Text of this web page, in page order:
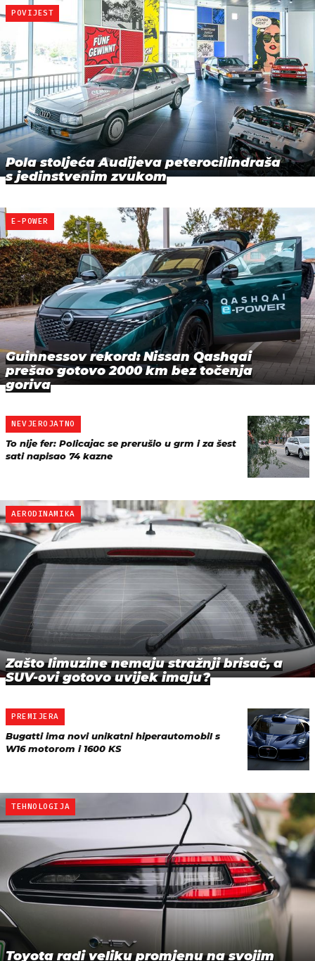
POVIJEST
Pola stoljeća Audijeva peterocilindraša
s jedinstvenim zvukom
E-POWER
Guinnessov rekord: Nissan Qashqai
prešao gotovo 2000 km bez točenja
goriva
NEVJEROJATNO
To nije fer: Policajac se prerušio u grm i za šest
sati napisao 74 kazne
AERODINAMIKA
Zašto limuzine nemaju stražnji brisač, a
SUV-ovi gotovo uvijek imaju?
PREMIJERA
Bugatti ima novi unikatni hiperautomobil s
W16 motorom i 1600 KS
TEHNOLOGIJA
Toyota radi veliku promjenu na svojim